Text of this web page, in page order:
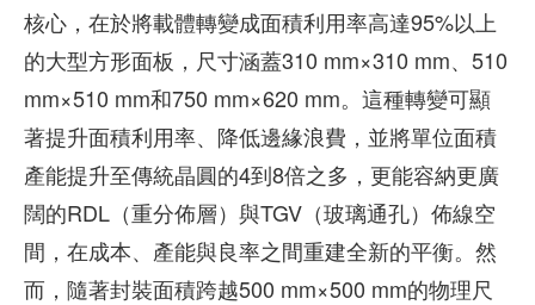
核心，在於將載體轉變成面積利用率高達95%以上
的大型方形面板，尺寸涵蓋310 mm×310 mm、510
mm×510 mm和750 mm×620 mm。這種轉變可顯
著提升面積利用率、降低邊緣浪費，並將單位面積
產能提升至傳統晶圓的4到8倍之多，更能容納更廣
闊的RDL（重分佈層）與TGV（玻璃通孔）佈線空
間，在成本、產能與良率之間重建全新的平衡。然
而，隨著封裝面積跨越500 mm×500 mm的物理尺